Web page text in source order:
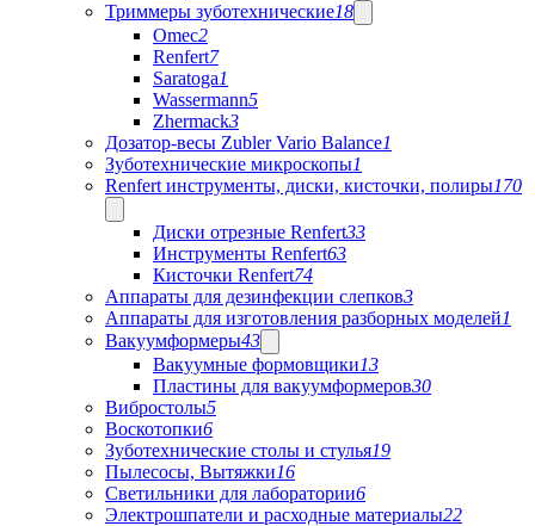
Триммеры зуботехнические18
Omec2
Renfert7
Saratoga1
Wassermann5
Zhermack3
Дозатор-весы Zubler Vario Balance1
Зуботехнические микроскопы1
Renfert инструменты, диски, кисточки, полиры170
Диски отрезные Renfert33
Инструменты Renfert63
Кисточки Renfert74
Аппараты для дезинфекции слепков3
Аппараты для изготовления разборных моделей1
Вакуумформеры43
Вакуумные формовщики13
Пластины для вакуумформеров30
Вибростолы5
Воскотопки6
Зуботехнические столы и стулья19
Пылесосы, Вытяжки16
Светильники для лаборатории6
Электрошпатели и расходные материалы22